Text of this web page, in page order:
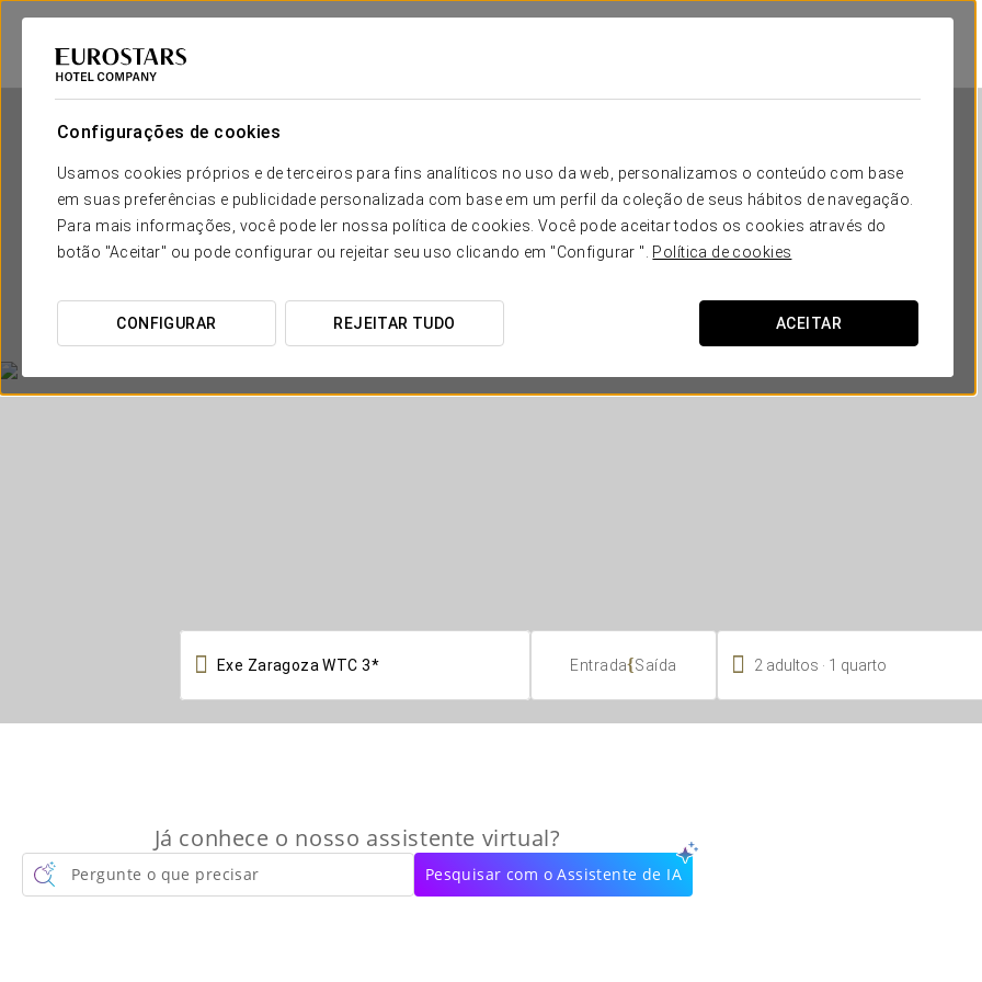
Configurações de cookies
Usamos cookies próprios e de terceiros para fins analíticos no uso da web, personalizamos o conteúdo com base
em suas preferências e publicidade personalizada com base em um perfil da coleção de seus hábitos de navegação.
Para mais informações, você pode ler nossa política de cookies. Você pode aceitar todos os cookies através do
botão "Aceitar" ou pode configurar ou rejeitar seu uso clicando em "Configurar ". Política de cookies
CONFIGURAR REJEITAR TUDO ACEITAR
Exe Zaragoza WTC
SARAGOÇA
 Entrada{Saída  2 adultos 1 quarto
Já conhece o nosso assistente virtual?
Pergunte o que precisar Pesquisar com o Assistente de IA